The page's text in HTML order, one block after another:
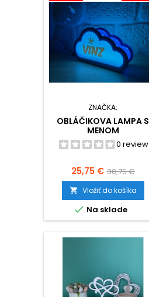
ZNAČKA:
OBLÁČIKOVA LAMPA S
MENOM
0 review
Cena
25,75 € Základná
cena
30,75 €
 Vložiť do košíka
 Na sklade